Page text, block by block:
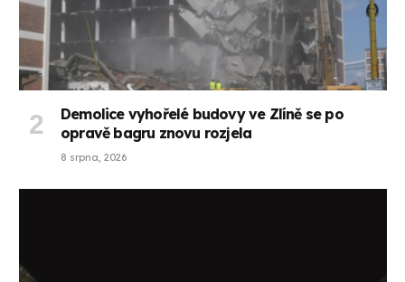
Demolice vyhořelé budovy ve Zlíně se po
opravě bagru znovu rozjela
8 srpna, 2026